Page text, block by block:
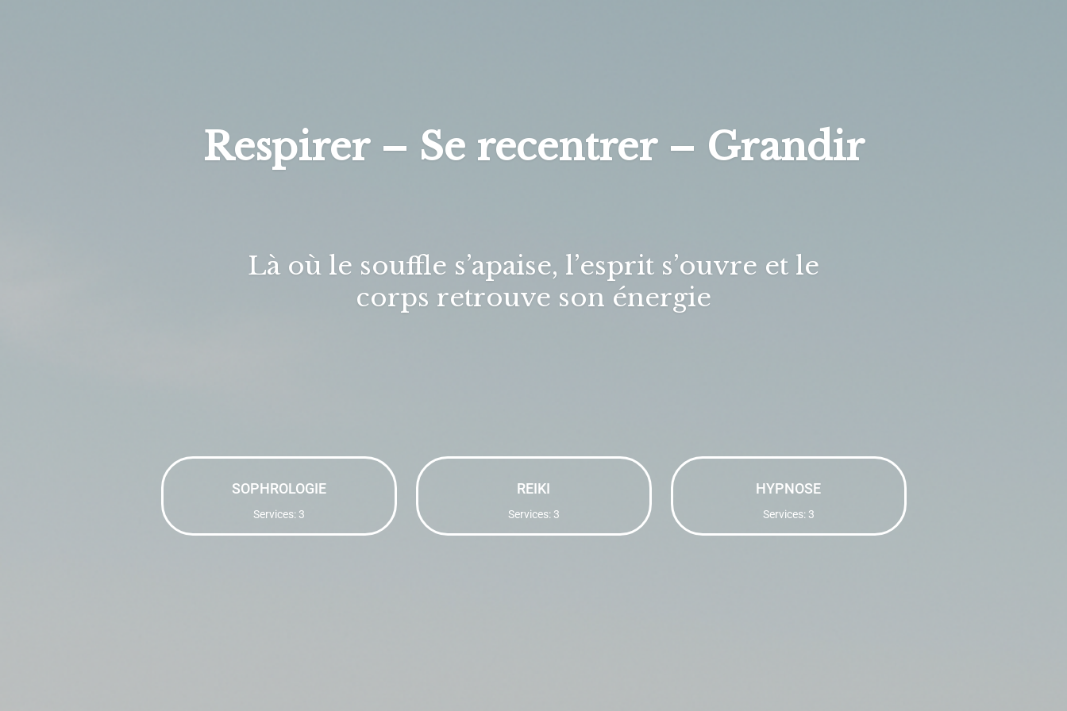
Respirer – Se recentrer – Grandir
Là où le souffle s’apaise, l’esprit s’ouvre et le
corps retrouve son énergie
SOPHROLOGIE
Services: 3
REIKI
Services: 3
HYPNOSE
Services: 3